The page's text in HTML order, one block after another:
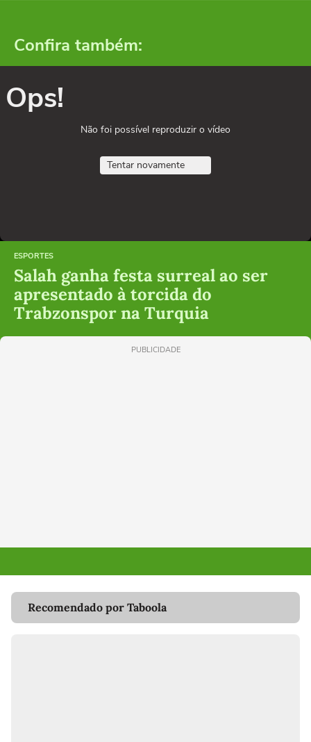
Confira também:
Ops!
Não foi possível reproduzir o vídeo
Tentar novamente
ESPORTES
Salah ganha festa surreal ao ser
apresentado à torcida do
Trabzonspor na Turquia
PUBLICIDADE
Recomendado por Taboola